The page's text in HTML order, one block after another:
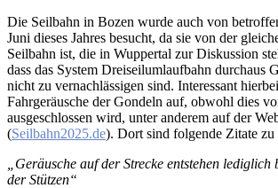
Die Seilbahn in Bozen wurde auch von
Juni dieses Jahres besucht, da sie von der
Seilbahn ist, die in Wuppertal zur Diskussion
dass das System Dreiseilumlaufbahn durchaus
nicht zu vernachlässigen sind. Interessant
Fahrgeräusche der Gondeln auf, obwohl dies
ausgeschlossen wird, unter anderem auf der
(Seilbahn2025.de). Dort sind folgende Zitate zu
„Geräusche auf der Strecke entstehen
der Stützen“